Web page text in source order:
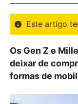
Este artigo
Os Gen Z e
deixar de
formas de